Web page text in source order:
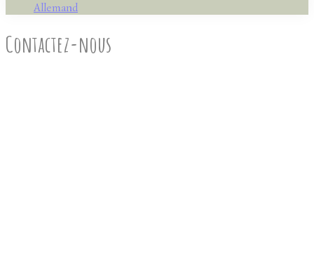
Allemand
Contactez-nous